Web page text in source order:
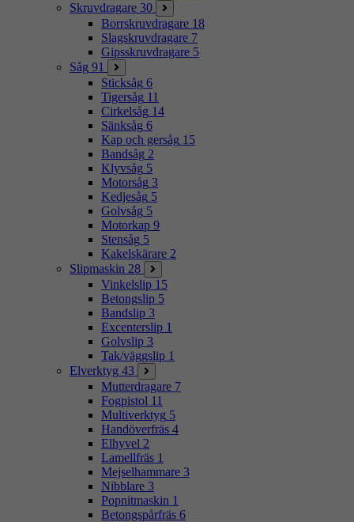
Skruvdragare 30
Borrskruvdragare 18
Slagskruvdragare 7
Gipsskruvdragare 5
Såg 91
Sticksåg 6
Tigersåg 11
Cirkelsåg 14
Sänksåg 6
Kap och gersåg 15
Bandsåg 2
Klyvsåg 5
Motorsåg 3
Kedjesåg 5
Golvsåg 5
Motorkap 9
Stensåg 5
Kakelskärare 2
Slipmaskin 28
Vinkelslip 15
Betongslip 5
Bandslip 3
Excenterslip 1
Golvslip 3
Tak/väggslip 1
Elverktyg 43
Mutterdragare 7
Fogpistol 11
Multiverktyg 5
Handöverfräs 4
Elhyvel 2
Lamellfräs 1
Mejselhammare 3
Nibblare 3
Popnitmaskin 1
Betongspårfräs 6